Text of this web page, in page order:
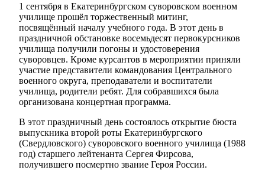
1 сентября в Екатеринбургском суворовском военном
училище прошёл торжественный митинг,
посвящённый началу учебного года. В этот день в
праздничной обстановке восемьдесят первокурсников
училища получили погоны и удостоверения
суворовцев. Кроме курсантов в мероприятии приняли
участие представители командования Центрального
военного округа, преподаватели и воспитатели
училища, родители ребят. Для собравшихся была
организована концертная программа.
В этот праздничный день состоялось открытие бюста
выпускника второй роты Екатеринбургского
(Свердловского) суворовского военного училища (1988
год) старшего лейтенанта Сергея Фирсова,
получившего посмертно звание Героя России.